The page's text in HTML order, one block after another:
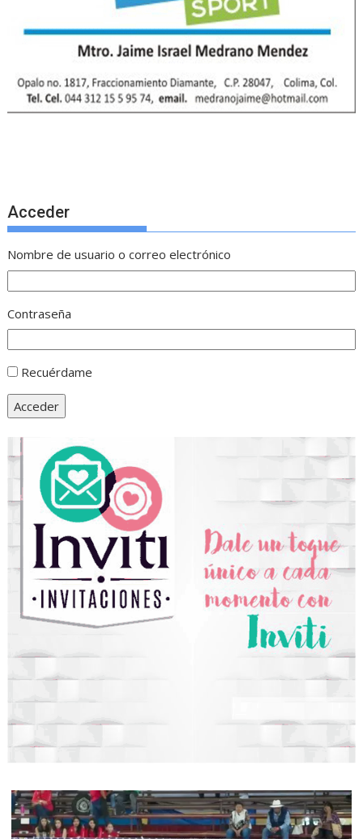
Acceder
Nombre de usuario o correo electrónico
Contraseña
Recuérdame
Acceder